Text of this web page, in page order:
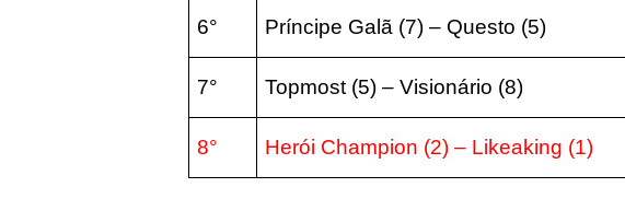
6° Príncipe Galã (7) – Questo (5)
7° Topmost (5) – Visionário (8)
8° Herói Champion (2) – Likeaking (1)